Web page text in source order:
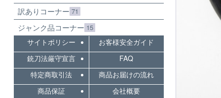
訳ありコーナー 71
ジャンク品コーナー 15
サイトポリシー
お客様安全ガイド
銃刀法厳守宣言
FAQ
特定商取引法
商品お届けの流れ
商品保証
会社概要